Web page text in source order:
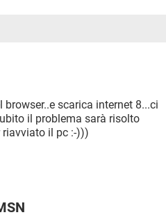
scarica internet 8...ci
il problema sarà risolto
il pc :-)))